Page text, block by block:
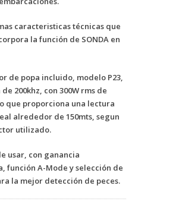
caracteristicas técnicas que
la función de SONDA en
de popa incluido, modelo P23,
200khz, con 300W rms de
que proporciona una lectura
alrededor de 150mts, segun
utilizado.
usar, con ganancia
función A-Mode y selección de
la mejor detección de peces.